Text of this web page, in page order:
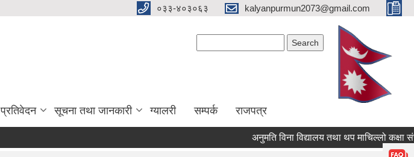
०३३-४०३०६३ kalyanpurmun2073@gmail.com
प्रतिवेदन सूचना तथा जानकारी ग्यालरी सम्पर्क राजपत्र
अनुमति विना विद्यालय तथा थप माचिल्लो कक्षा